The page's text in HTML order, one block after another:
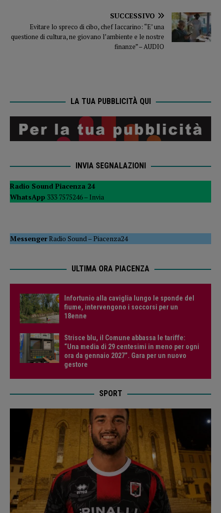
SUCCESSIVO
Evitare lo spreco di cibo, chef Iaccarino: “E’ una
questione di cultura, ne giovano l’ambiente e le nostre
finanze” – AUDIO
LA TUA PUBBLICITÀ QUI
INVIA SEGNALAZIONI
Radio Sound Piacenza 24
WhatsApp 333 7575246 – Invia
MessengerRadio Sound–Piacenza24
ULTIMA ORA PIACENZA
Infortunio alla caviglia lungo le sponde del
fiume, intervengono i soccorsi per un
18enne
Strisce blu, il Comune abbassa le tariffe:
“Una media di 29 centesimi in meno per ogni
ora da gennaio 2027”. Gara per un nuovo
gestore
SPORT